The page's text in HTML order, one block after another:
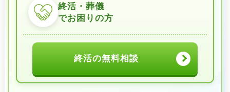
終活・葬儀
でお困りの方
終活の無料相談